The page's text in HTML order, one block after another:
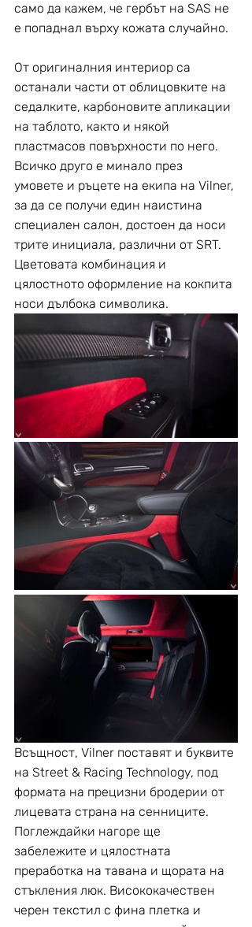
само да кажем, че гербът на SAS не
е попаднал върху кожата случайно.
От оригиналния интериор са
останали части от облицовките на
седалките, карбоновите апликации
на таблото, както и някой
пластмасов повърхности по него.
Всичко друго е минало през
умовете и ръцете на екипа на Vilner,
за да се получи един наистина
специален салон, достоен да носи
трите инициала, различни от SRT.
Цветовата комбинация и
цялостното оформление на кокпита
носи дълбока символика.
Всъщност, Vilner поставят и буквите
на Street & Racing Technology, под
формата на прецизни бродерии от
лицевата страна на сенниците.
Поглеждайки нагоре ще
забележите и цялостната
преработка на тавана и щората на
стъкления люк. Висококачествен
черен текстил с фина плетка и